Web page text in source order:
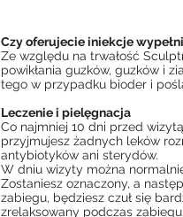
Czy oferujecie iniekcje
Ze względu na trwałość
powikłania guzków, guzków i
tego w przypadku bioder i
Leczenie i pielęgnacja
Co najmniej 10 dni przed
przyjmujesz żadnych leków
antybiotyków ani sterydów.
W dniu wizyty można
Zostaniesz oznaczony, a
zabiegu, będziesz czuł się
zrelaksowany podczas zabiegu.